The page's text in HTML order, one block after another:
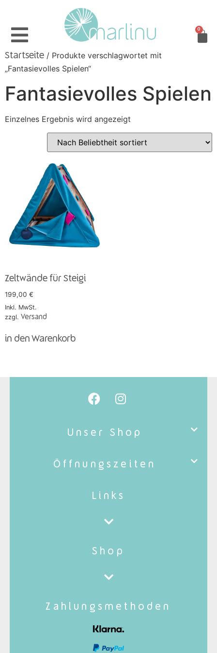
0
Startseite / Produkte verschlagwortet mit
„Fantasievolles Spielen“
Fantasievolles Spielen
Einzelnes Ergebnis wird angezeigt
Zeltwände für Steigi
199,00 €
Inkl. MwSt.
zzgl. Versand
in den Warenkorb
Unser Shop
Öffnungszeiten
Links
Shop
Zahlungsmethoden